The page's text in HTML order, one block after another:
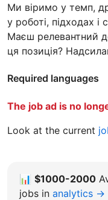
Ми віримо у темп,
у роботі, підходах і
Маєш релевантний
ця позиція?
Required languages
The job ad is no
Look at the current
📊 $1000-2000
jobs in analytics →